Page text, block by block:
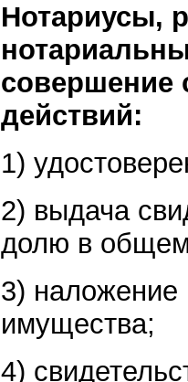
Нотариусы,
совершение
действий:
1)
2) выдача
долю в общем
3) наложение
имущества;
4)